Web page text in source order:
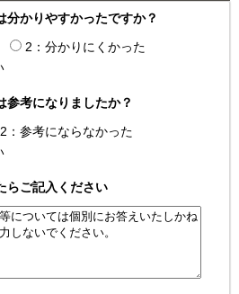
分かりやすかったですか？
2：分かりにくかった
参考になりましたか？
2：参考にならなかった
らご記入ください